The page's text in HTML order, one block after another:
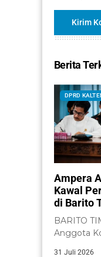
Berita
DPRD
Ampera
Kawal
di Barito
BARITO
Anggota
31 Juli 2026